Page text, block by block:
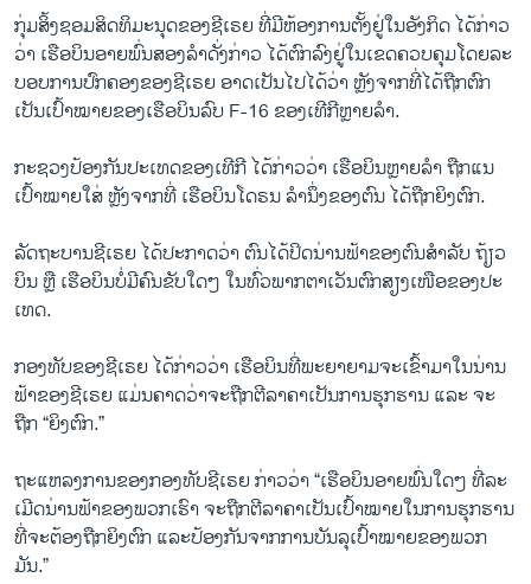
ກຸ່ມ​ສິ້ງ​ຊອມ​ສິດ​ທິ​ມະ​ນຸດ​ຂອງ​ຊີ​ເຣຍ ທີ່​ມີ​ຫ້ອງ​ການ​ຕັ້ງ​ຢູ່​ໃນ​ອັງ​ກິດ ໄດ້​ກ່າວ​
ວ່າ ເຮືອ​ບິນ​ອາຍ​ພົ່ນ​ສອງ​ລຳ​ດັ່ງ​ກ່າວ ໄດ້​ຕົກ​ລົງ​ຢູ່​ໃນ​ເຂດ​ຄວບ​ຄຸມ​ໂດຍ​ລະ​
ບອບ​ການ​ປົກ​ຄອງ​ຂອງ​ຊີ​ເຣຍ ອາດ​ເປັນ​ໄປ​ໄດ້​ວ່າ ຫຼັງ​ຈາກ​ທີ່​ໄດ້​ຖືກ​ຕົກ​
ເປັນ​ເປົ້າ​ໝາຍຂອງ​ເຮືອ​ບິນ​ລົບ F-16 ຂອງ​ເທີ​ກີຫຼາຍ​ລຳ.
ກະ​ຊວງ​ປ້ອງ​ກັນ​ປະ​ເທດ​ຂອງ​ເທີ​ກີ ໄດ້​ກ່າວ​ວ່າ ເຮືອ​ບິນຫຼາຍລຳ​ ຖືກ​ແນ​
ເປົ້າ​ໝາຍ​ໃສ່ ຫຼັງ​ຈາກ​ທີ່ ເຮືອ​ບິນ​ໂດ​ຣນ ​ລຳ​ນຶ່ງຂອງ​ຕົນ ໄດ້​ຖືກ​ຍິງ​ຕົກ.
ລັດ​ຖະ​ບານ​ຊີ​ເຣຍ ໄດ້​ປະ​ກາດ​ວ່າ ຕົນ​ໄດ້​ປິດ​ນ່ານ​ຟ້າ​ຂອງ​ຕົນສຳ​ລັບ ຖ້ຽວ​
ບິນ​ ຫຼື ເຮືອ​ບິນບໍ່​ມີ​ຄົນ​ຂັບໃດໆ ໃນ​ທົ່ວ​ພາກ​ຕ​າ​ເວັນ​ຕົກ​ສຽງ​ເໜືອ​ຂອງ​ປະ​
ເທດ.
ກອງ​ທັບ​ຂອງ​ຊີ​ເຣຍ ໄດ້​ກ່າວ​ວ່າ ເຮືອ​ບິນ​ທີ່​ພະ​ຍາ​ຍາມ​ຈະ​ເຂົ້າ​ມາ​ໃນ​ນ່ານ​
ຟ້າ​ຂອງ​ຊີ​ເຣຍ ແມ່ນ​ຄາດວ່າຈະ​ຖືກ​ຕີ​ລາ​ຄາ​ເປັນ​ການ​ຮຸກ​ຮານ ແລະ ຈະ​
ຖືກ “ຍິງ​ຕົກ.”
ຖະ​ແຫລງ​ການ​ຂອງກອງ​ທັບ​ຊີ​ເຣ​ຍ ກ່າວ​ວ່າ “ເຮືອ​ບິນ​ອາຍ​ພົ່ນ​ໃດໆ ທີ່​ລະ​
ເມີດ​ນ່ານ​ຟ້າ​ຂອງ​ພວກ​ເຮົາ ຈະ​ຖືກ​ຕີ​ລ​າ​ຄາ​ເປັນ​ເປົ້າ​ໝາຍ​ໃນ​ການ​ຮຸກ​ຮານ
ທີ່​ຈະ​ຕ້ອງ​ຖືກ​ຍິງ​ຕົກ ແລະ​ປ້ອງ​ກັນ​ຈາກ​ການ​ບັນ​ລຸ​ເປົ້າ​ໝາຍ​ຂອງ​ພວກ
ມັນ.”